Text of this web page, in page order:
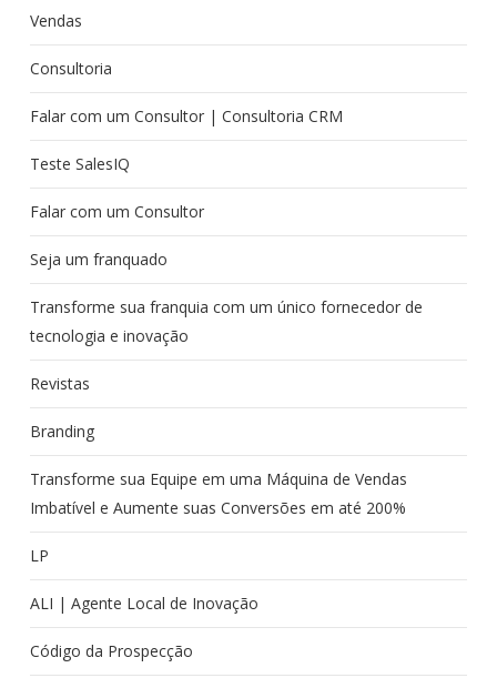
Vendas
Consultoria
Falar com um Consultor | Consultoria CRM
Teste SalesIQ
Falar com um Consultor
Seja um franquado
Transforme sua franquia com um único fornecedor de
tecnologia e inovação
Revistas
Branding
Transforme sua Equipe em uma Máquina de Vendas
Imbatível e Aumente suas Conversões em até 200%
LP
ALI | Agente Local de Inovação
Código da Prospecção